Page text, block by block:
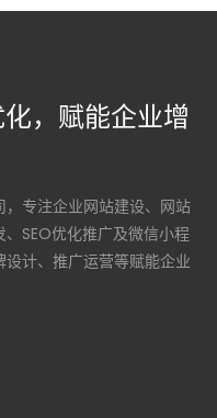
，赋能企业增
专注企业网站建设、网站
SEO优化推广及微信小程
计、推广运营等赋能企业